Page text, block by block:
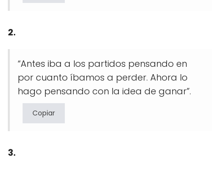
2.
“Antes iba a los partidos pensando en
por cuanto íbamos a perder. Ahora lo
hago pensando con la idea de ganar”.
Copiar
3.